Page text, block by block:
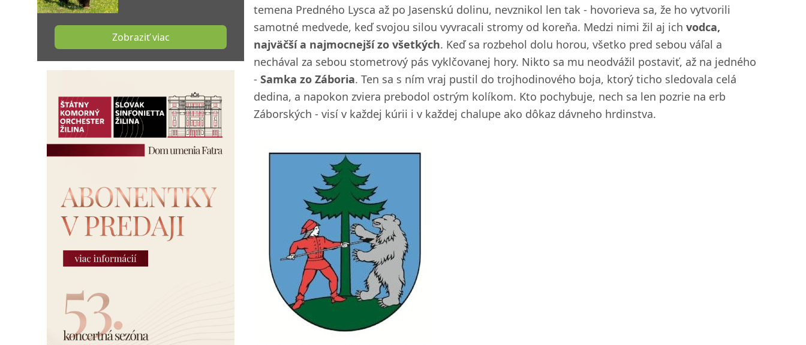
Zobraziť viac
temena Predného Lysca až po Jasenskú dolinu, nevznikol len tak - hovorieva sa, že ho vytvorili
samotné medvede, keď svojou silou vyvracali stromy od koreňa. Medzi nimi žil aj ich vodca,
najväčší a najmocnejší zo všetkých. Keď sa rozbehol dolu horou, všetko pred sebou váľal a
nechával za sebou stometrový pás vyklčovanej hory. Nikto sa mu neodvážil postaviť, až na jedného
- Samka zo Záboria. Ten sa s ním vraj pustil do trojhodinového boja, ktorý ticho sledovala celá
dedina, a napokon zviera prebodol ostrým kolíkom. Kto pochybuje, nech sa len pozrie na erb
Záborských - visí v každej kúrii i v každej chalupe ako dôkaz dávneho hrdinstva.